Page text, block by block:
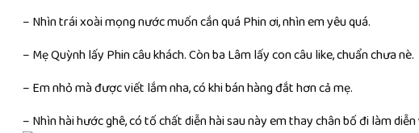
– Nhìn trái xoài mọng nước muốn cắn quá Phin ơi, nhìn em yêu quá.
– Mẹ Quỳnh lấy Phin câu khách. Còn ba Lâm lấy con câu like, chuẩn chưa nè.
– Em nhỏ mà được viết lắm nha, có khi bán hàng đắt hơn cả mẹ.
– Nhìn hài hước ghê, có tố chất diễn hài sau này em thay chân bố đi làm diễn